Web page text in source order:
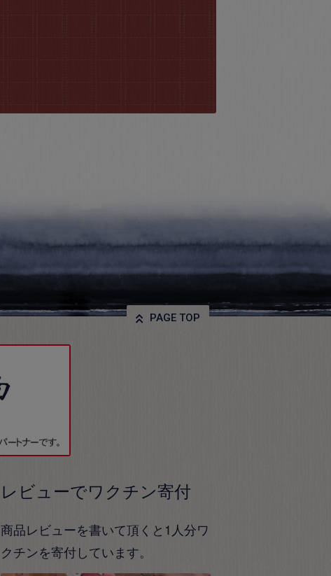
PAGE TOP
レビューでワクチン寄付
商品レビューを書いて頂くと1人分ワ
クチンを寄付しています。